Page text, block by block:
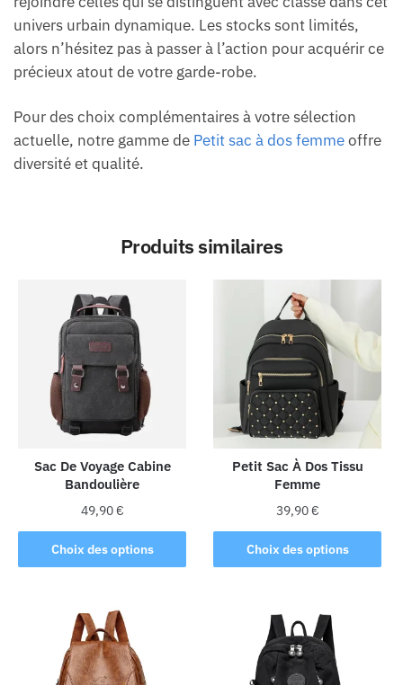
univers urbain dynamique. Les stocks sont limités,
alors n’hésitez pas à passer à l’action pour acquérir ce
précieux atout de votre garde-robe.
Pour des choix complémentaires à votre sélection
actuelle, notre gamme de Petit sac à dos femmeoffre
diversité et qualité.
Produits similaires
Sac De Voyage Cabine
Bandoulière
49,90€
Choix des options
Ce
produit
plusieurs
variations.
Les
options
Petit Sac À Dos Tissu
Femme
39,90€
Choix des options
Ce
produit
variations.
Les
options